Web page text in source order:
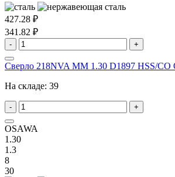
427.28 ₽
341.82 ₽
- +
Сверло 218NVA MM 1.30 D1897 HSS/CO
На складе: 39
- +
OSAWA
1.30
1.3
8
30